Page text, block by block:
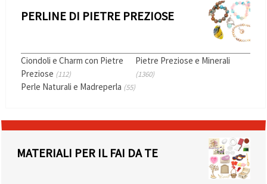
visualizzare
su "Accetta
tutto" per
accettare
personalizzare
scelte. •
PERLINE DI PIETRE PREZIOSE
Ciondoli e Charm con Pietre
Preziose (112)
Pietre Preziose e Minerali
(1360)
Perle Naturali e Madreperla (55)
MATERIALI PER IL FAI DA TE